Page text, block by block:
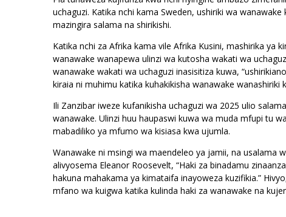
uchaguzi. Katika nchi kama Sweden, ushiriki wa
mazingira salama na shirikishi.
Katika nchi za Afrika kama vile Afrika Kusini, mashirika ya
wanawake wanapewa ulinzi wa kutosha wakati wa
wanawake wakati wa uchaguzi inasisitiza kuwa,
kiraia ni muhimu katika kuhakikisha wanawake wanashiriki
Ili Zanzibar iweze kufanikisha uchaguzi wa 2025 ulio
wanawake. Ulinzi huu haupaswi kuwa wa muda mfupi tu
mabadiliko ya mfumo wa kisiasa kwa ujumla.
Wanawake ni msingi wa maendeleo ya jamii, na usalama
alivyosema Eleanor Roosevelt, “Haki za binadamu
hakuna mahakama ya kimataifa inayoweza kuzifikia.”
mfano wa kuigwa katika kulinda haki za wanawake na